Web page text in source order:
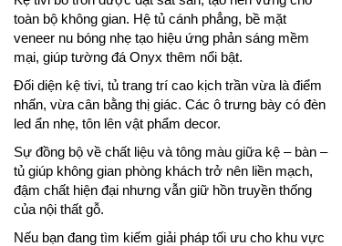
toàn bộ không gian. Hệ tủ cánh phẳng, bề mặt
veneer nu bóng nhẹ tạo hiệu ứng phản sáng mềm
mại, giúp tường đá Onyx thêm nổi bật.
Đối diện kệ tivi, tủ trang trí cao kịch trần vừa là điểm
nhấn, vừa cân bằng thị giác. Các ô trưng bày có đèn
led ẩn nhẹ, tôn lên vật phẩm decor.
Sự đồng bộ về chất liệu và tông màu giữa kệ – bàn –
tủ giúp không gian phòng khách trở nên liền mạch,
đậm chất hiện đại nhưng vẫn giữ hồn truyền thống
của nội thất gỗ.
Nếu bạn đang tìm kiếm giải pháp tối ưu cho khu vực